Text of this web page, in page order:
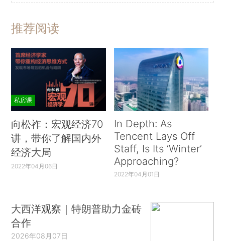
推荐阅读
私房课
向松祚：宏观经济70
讲，带你了解国内外
经济大局
2022年04月06日
In Depth: As
Tencent Lays Off
Staff, Is Its ‘Winter’
Approaching?
2022年04月01日
大西洋观察｜特朗普助力金砖
合作
2026年08月07日